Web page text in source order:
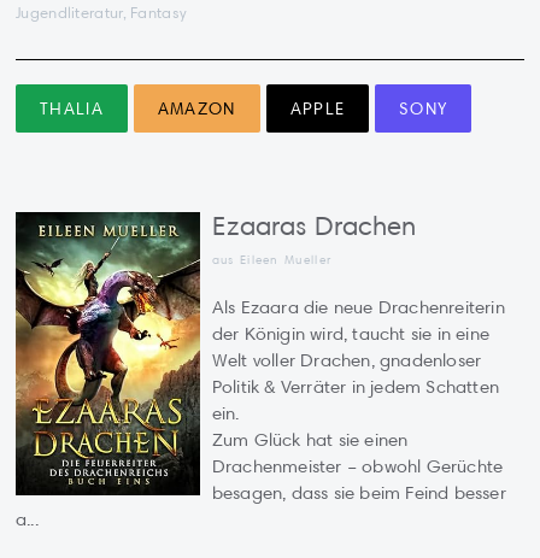
Jugendliteratur, Fantasy
THALIA AMAZON APPLE SONY
Ezaaras Drachen
aus Eileen Mueller
Als Ezaara die neue Drachenreiterin
der Königin wird, taucht sie in eine
Welt voller Drachen, gnadenloser
Politik & Verräter in jedem Schatten
ein.
Zum Glück hat sie einen
Drachenmeister – obwohl Gerüchte
besagen, dass sie beim Feind besser
a...